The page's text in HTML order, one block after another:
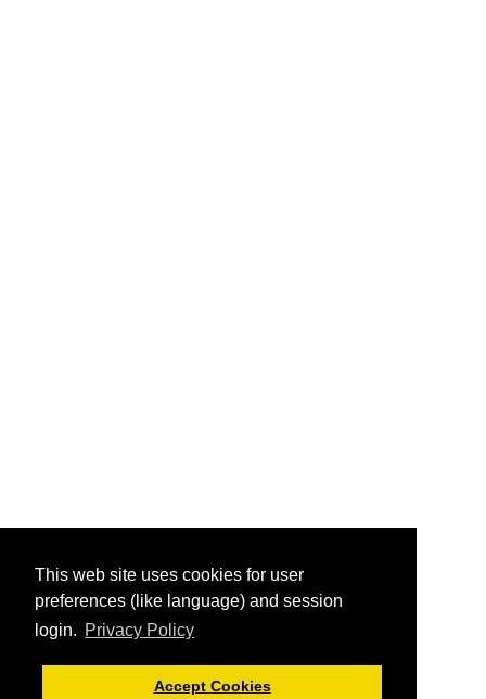
This web site uses cookies for user
preferences (like language) and session
login. Privacy Policy
Accept Cookies